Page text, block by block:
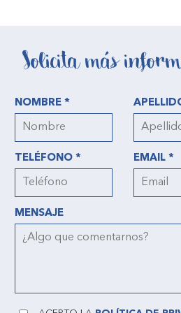
Solicita más
NOMBRE *
TELÉFONO * EMAIL *
MENSAJE